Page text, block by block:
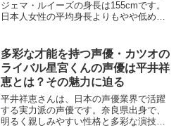
ジェマ・ルイーズの身長は155cmです。
日本人女性の平均身長よりもやや低めで
の可愛らしさを引き立てています。ジェ
マ・ルイーズのカップ...
多彩な才能を持つ声優・カツオの
ライバル星宮くんの声優は平井祥
恵とは？その魅力に迫る
平井祥恵さんは、日本の声優業界で活躍
する実力派の声優です。奈良県出身で、
明るく親しみやすい性格と多彩な演技力